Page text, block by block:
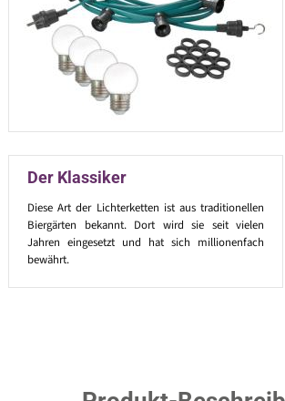
Der Klassiker
Diese Art der Lichterketten ist aus traditionellen
Biergärten bekannt. Dort wird sie seit vielen
Jahren eingesetzt und hat sich millionenfach
bewährt.